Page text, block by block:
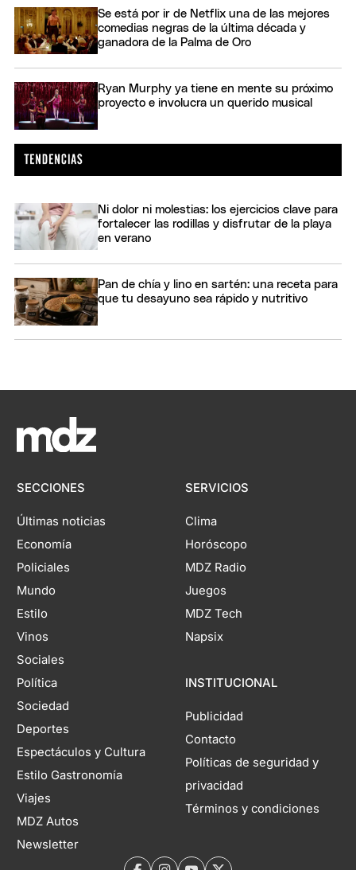
Se está por ir de Netflix una de las mejores
comedias negras de la última década y
ganadora de la Palma de Oro
Ryan Murphy ya tiene en mente su próximo
proyecto e involucra un querido musical
Ni dolor ni molestias: los ejercicios clave para
fortalecer las rodillas y disfrutar de la playa
en verano
Pan de chía y lino en sartén: una receta para
que tu desayuno sea rápido y nutritivo
SECCIONES
Últimas noticias
Economía
Policiales
Mundo
Estilo
Vinos
Sociales
Política
Sociedad
Deportes
Espectáculos y Cultura
Estilo Gastronomía
Viajes
MDZ Autos
Newsletter
SERVICIOS
Clima
Horóscopo
MDZ Radio
Juegos
MDZ Tech
Napsix
INSTITUCIONAL
Publicidad
Contacto
Políticas de seguridad y
privacidad
Términos y condiciones